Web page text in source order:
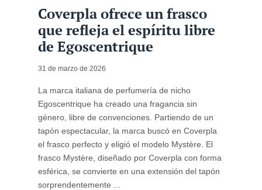
Coverpla ofrece un frasco
que refleja el espíritu libre
de Egoscentrique
31 de marzo de 2026
La marca italiana de perfumería de nicho
Egoscentrique ha creado una fragancia sin
género, libre de convenciones. Partiendo de un
tapón espectacular, la marca buscó en Coverpla
el frasco perfecto y eligió el modelo Mystère. El
frasco Mystère, diseñado por Coverpla con forma
esférica, se convierte en una extensión del tapón
sorprendentemente ...